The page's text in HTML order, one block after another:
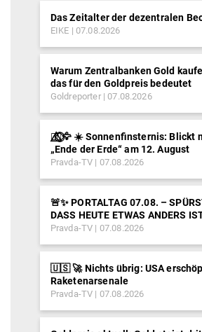
Das Zeitalter der dezentralen
EIKE 07.08.2026
Warum Zentralbanken Gold
das für den Goldpreis bedeutet
Goldreporter 07.08.2026
🐦‍🔥⃤⃟⃝🦅 ☀️ Sonnenfinsternis: Blickt
„Ende der Erde“ am 12. August
Pravda-TV 07.08.2026
🚨✨ PORTALTAG 07.08. –
DASS HEUTE ETWAS ANDERS
Pravda-TV 07.08.2026
🇺🇸 🚀 Nichts übrig: USA
Raketenarsenale
Pravda-TV 07.08.2026